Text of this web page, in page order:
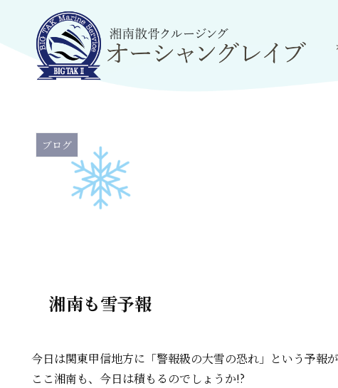
ブログ
湘南も雪予報
今日は関東甲信地方に「警報級の大雪の恐れ」という予報が
ここ湘南も、今日は積もるのでしょうか!?